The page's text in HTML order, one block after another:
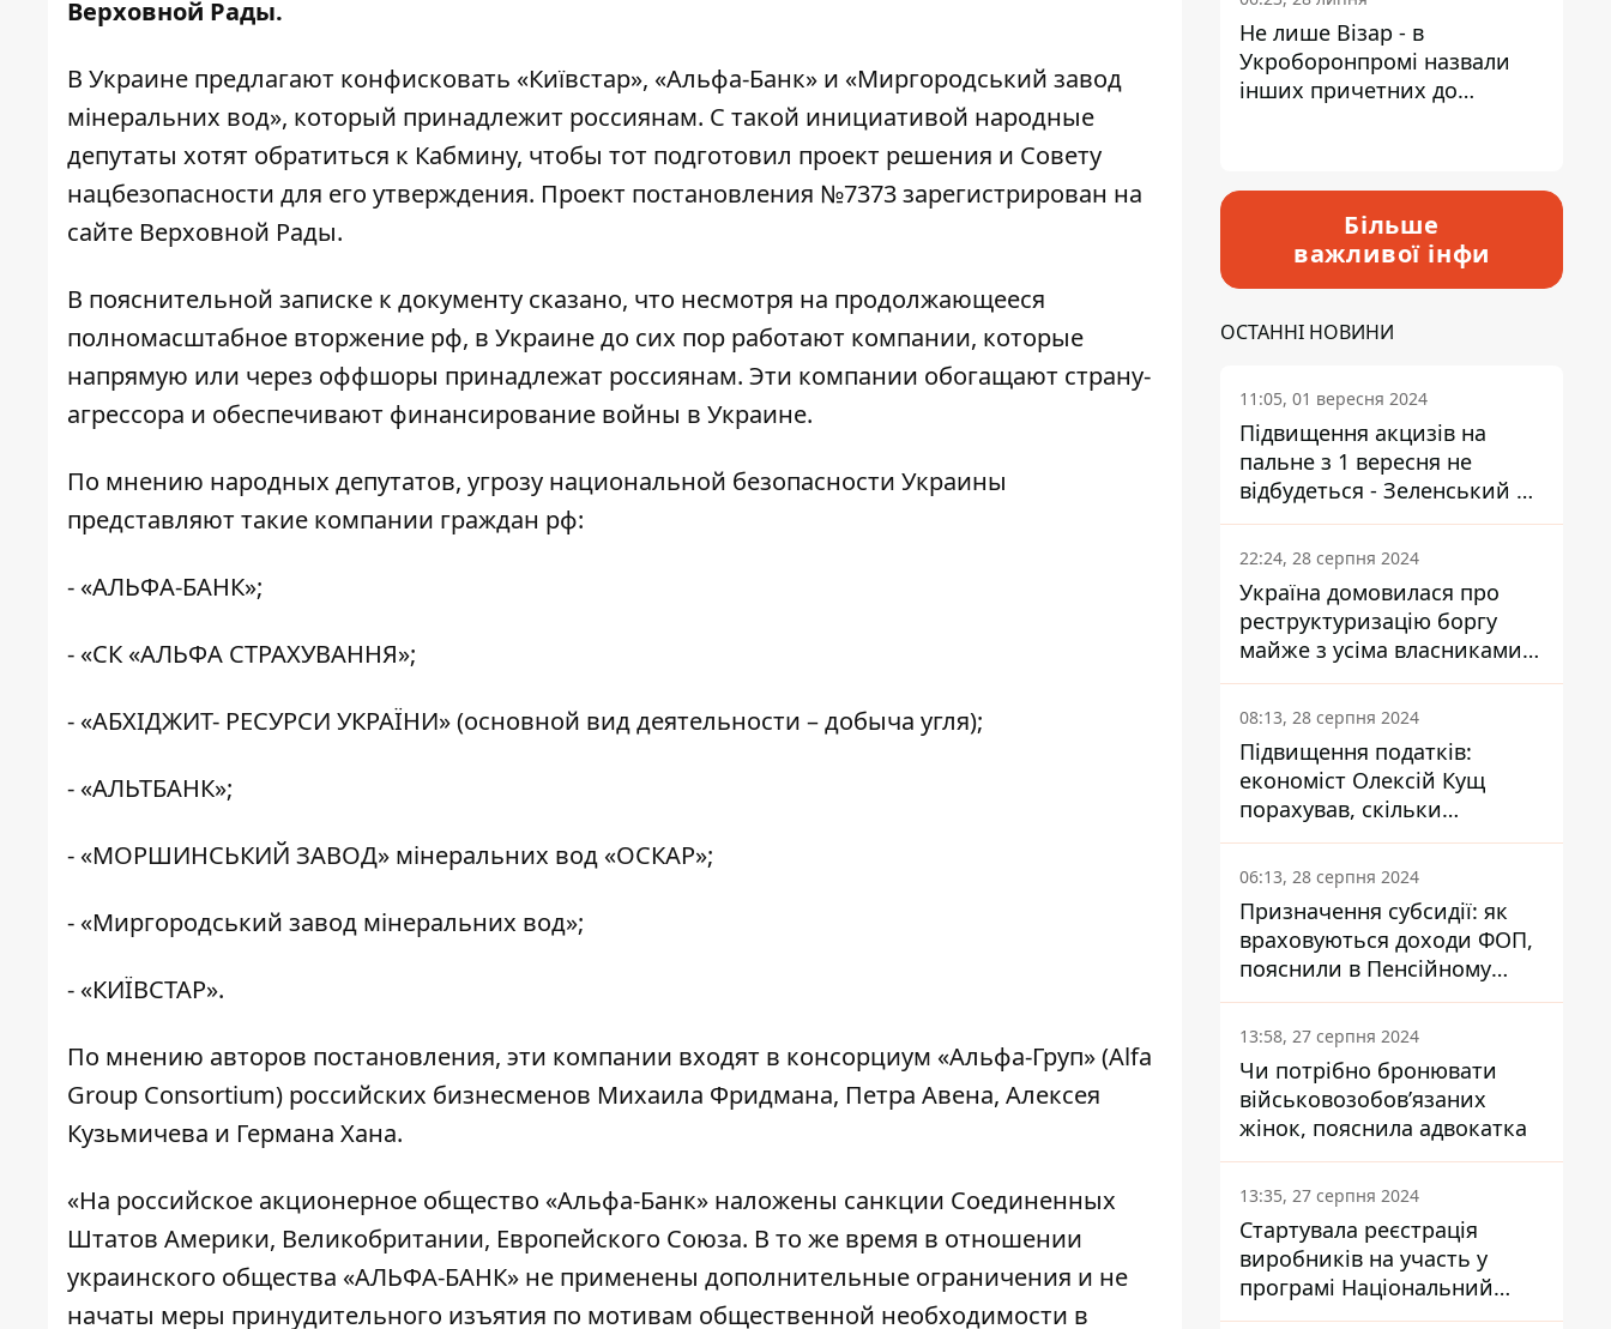
Верховной Рады.
В Украине предлагают конфисковать «Київстар», «Альфа-Банк» и «Миргородський завод
мінеральних вод», который принадлежит россиянам. С такой инициативой народные
депутаты хотят обратиться к Кабмину, чтобы тот подготовил проект решения и Совету
нацбезопасности для его утверждения. Проект постановления №7373зарегистрирован на
сайте Верховной Рады.
В пояснительной записке к документу сказано, что несмотря на продолжающееся
полномасштабное вторжение рф, в Украине до сих пор работают компании, которые
напрямую или через оффшоры принадлежат россиянам. Эти компании обогащают страну-
агрессора и обеспечивают финансирование войны в Украине.
По мнению народных депутатов, угрозу национальной безопасности Украины
представляют такие компании граждан рф:
- «АЛЬФА-БАНК»;
- «СК «АЛЬФА СТРАХУВАННЯ»;
- «АБХІДЖИТ- РЕСУРСИ УКРАЇНИ» (основной вид деятельности – добыча угля);
- «АЛЬТБАНК»;
- «МОРШИНСЬКИЙ ЗАВОД» мінеральних вод «ОСКАР»;
- «Миргородський завод мінеральних вод»;
- «КИЇВСТАР».
По мнению авторов постановления, эти компании входят в консорциум «Альфа-Груп» (Alfa
Group Consortium) российских бизнесменов Михаила Фридмана, Петра Авена, Алексея
Кузьмичева и Германа Хана.
«На российское акционерное общество «Альфа-Банк» наложены санкции Соединенных
Штатов Америки, Великобритании, Европейского Союза. В то же время в отношении
украинского общества «АЛЬФА-БАНК» не применены дополнительные ограничения и не
начаты меры принудительного изъятия по мотивам общественной необходимости в
Не лише Візар - в
Укроборонпромі назвали
інших причетних до
Більше
важливої інфи
ОСТАННІ НОВИНИ
11:05, 01 вересня 2024
Підвищення акцизів на
пальне з 1 вересня не
відбудеться - Зеленський не
підписав закон
22:24, 28 серпня 2024
Україна домовилася про
реструктуризацію боргу
майже з усіма власниками
єврооблігацій: що це
означає для країни
08:13, 28 серпня 2024
Підвищення податків:
економіст Олексій Кущ
порахував, скільки
заплатить кожен українець
06:13, 28 серпня 2024
Призначення субсидії: як
враховуються доходи ФОП,
пояснили в Пенсійному
фонді
13:58, 27 серпня 2024
Чи потрібно бронювати
військовозобов’язаних
жінок, пояснила адвокатка
13:35, 27 серпня 2024
Стартувала реєстрація
виробників на участь у
програмі Національний
кешбек: як це зробити